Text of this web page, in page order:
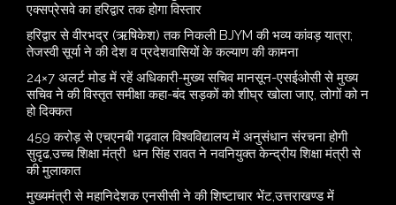
एक्सप्रेसवे का हरिद्वार तक होगा विस्तार
​हरिद्वार से वीरभद्र (ऋषिकेश) तक निकली BJYM की भव्य कांवड़ यात्रा;
तेजस्वी सूर्या ने की देश व प्रदेशवासियों के कल्याण की कामना
24×7 अलर्ट मोड में रहें अधिकारी-मुख्य सचिव मानसून-एसईओसी से मुख्य
सचिव ने की विस्तृत समीक्षा कहा-बंद सड़कों को शीघ्र खोला जाए, लोगों को न
हो दिक्कत
459 करोड़ से एचएनबी गढ़वाल विश्वविद्यालय में अनुसंधान संरचना होगी
सुदृढ,उच्च शिक्षा मंत्री धन सिंह रावत ने नवनियुक्त केन्द्रीय शिक्षा मंत्री से
की मुलाकात
मुख्यमंत्री से महानिदेशक एनसीसी ने की शिष्टाचार भेंट,उत्तराखण्ड में